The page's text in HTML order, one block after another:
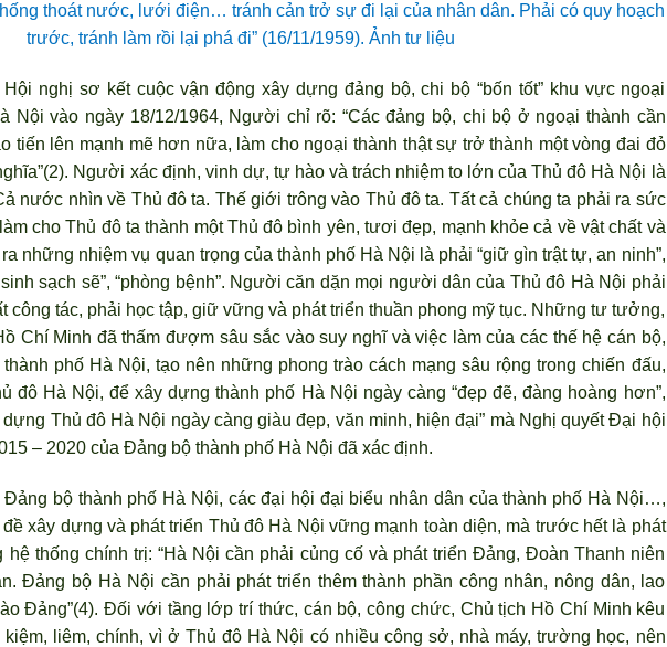
thoát nước, lưới điện… tránh cản trở sự đi lại của nhân dân. Phải có quy hoạch
trước, tránh làm rồi lại phá đi” (16/11/1959). Ảnh tư liệu
nghị sơ kết cuộc vận động xây dựng đảng bộ, chi bộ “bốn tốt” khu vực ngoại
Nội vào ngày 18/12/1964, Người chỉ rõ: “Các đảng bộ, chi bộ ở ngoại thành cần
tiến lên mạnh mẽ hơn nữa, làm cho ngoại thành thật sự trở thành một vòng đai đỏ
Người xác định, vinh dự, tự hào và trách nhiệm to lớn của Thủ đô Hà Nội là
nước nhìn về Thủ đô ta. Thế giới trông vào Thủ đô ta. Tất cả chúng ta phải ra sức
cho Thủ đô ta thành một Thủ đô bình yên, tươi đẹp, mạnh khỏe cả về vật chất và
những nhiệm vụ quan trọng của thành phố Hà Nội là phải “giữ gìn trật tự, an ninh”,
sạch sẽ”, “phòng bệnh”. Người căn dặn mọi người dân của Thủ đô Hà Nội phải
công tác, phải học tập, giữ vững và phát triển thuần phong mỹ tục. Những tư tưởng,
Chí Minh đã thấm đượm sâu sắc vào suy nghĩ và việc làm của các thế hệ cán bộ,
phố Hà Nội, tạo nên những phong trào cách mạng sâu rộng trong chiến đấu,
đô Hà Nội, để xây dựng thành phố Hà Nội ngày càng “đẹp đẽ, đàng hoàng hơn”,
Thủ đô Hà Nội ngày càng giàu đẹp, văn minh, hiện đại” mà Nghị quyết Đại hội
– 2020 của Đảng bộ thành phố Hà Nội đã xác định.
bộ thành phố Hà Nội, các đại hội đại biểu nhân dân của thành phố Hà Nội…,
xây dựng và phát triển Thủ đô Hà Nội vững mạnh toàn diện, mà trước hết là phát
thống chính trị: “Hà Nội cần phải củng cố và phát triển Đảng, Đoàn Thanh niên
Đảng bộ Hà Nội cần phải phát triển thêm thành phần công nhân, nông dân, lao
Đảng”(4). Đối với tầng lớp trí thức, cán bộ, công chức, Chủ tịch Hồ Chí Minh kêu
liêm, chính, vì ở Thủ đô Hà Nội có nhiều công sở, nhà máy, trường học, nên